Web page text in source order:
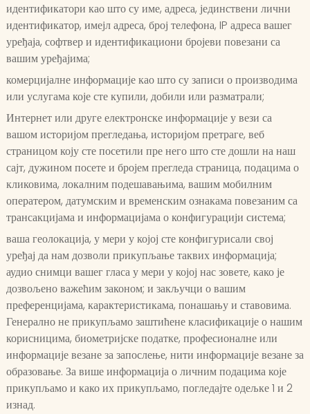
идентификатори као што су име, адреса, јединствени лични
идентификатор, имејл адреса, број телефона, IP адреса вашег
уређаја, софтвер и идентификациони бројеви повезани са
вашим уређајима;
комерцијалне информације као што су записи о производима
или услугама које сте купили, добили или разматрали;
Интернет или друге електронске информације у вези са
вашом историјом прегледања, историјом претраге, веб
страницом коју сте посетили пре него што сте дошли на наш
сајт, дужином посете и бројем прегледа страница, подацима о
кликовима, локалним подешавањима, вашим мобилним
оператером, датумским и временским ознакама повезаним са
трансакцијама и информацијама о конфигурацији система;
ваша геолокација, у мери у којој сте конфигурисали свој
уређај да нам дозволи прикупљање таквих информација;
аудио снимци вашег гласа у мери у којој нас зовете, како је
дозвољено важећим законом; и закључци о вашим
преференцијама, карактеристикама, понашању и ставовима.
Генерално не прикупљамо заштићене класификације о нашим
корисницима, биометријске податке, професионалне или
информације везане за запослење, нити информације везане за
образовање. За више информација о личним подацима које
прикупљамо и како их прикупљамо, погледајте одељке 1 и 2
изнад.